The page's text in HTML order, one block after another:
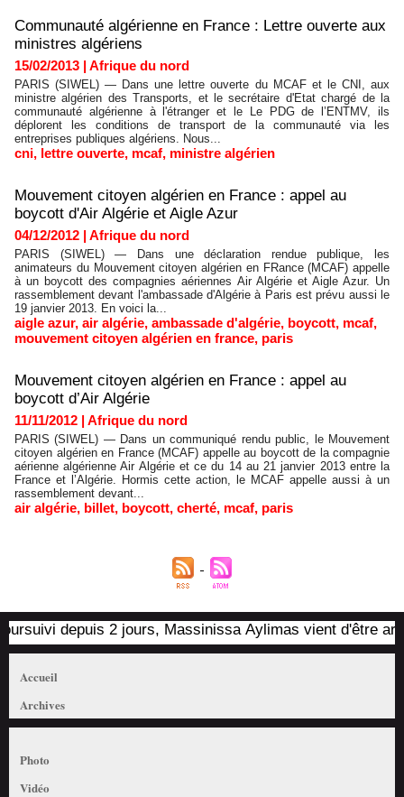
Communauté algérienne en France : Lettre ouverte aux
ministres algériens
15/02/2013 | Afrique du nord
PARIS (SIWEL) — Dans une lettre ouverte du MCAF et le CNI, aux
ministre algérien des Transports, et le secrétaire d'Etat chargé de la
communauté algérienne à l'étranger et le Le PDG de l’ENTMV, ils
déplorent les conditions de transport de la communauté via les
entreprises publiques algériens. Nous...
cni, lettre ouverte, mcaf, ministre algérien
Mouvement citoyen algérien en France : appel au
boycott d'Air Algérie et Aigle Azur
04/12/2012 | Afrique du nord
PARIS (SIWEL) — Dans une déclaration rendue publique, les
animateurs du Mouvement citoyen algérien en FRance (MCAF) appelle
à un boycott des compagnies aériennes Air Algérie et Aigle Azur. Un
rassemblement devant l'ambassade d'Algérie à Paris est prévu aussi le
19 janvier 2013. En voici la...
aigle azur, air algérie, ambassade d'algérie, boycott, mcaf,
mouvement citoyen algérien en france, paris
Mouvement citoyen algérien en France : appel au
boycott d’Air Algérie
11/11/2012 | Afrique du nord
PARIS (SIWEL) — Dans un communiqué rendu public, le Mouvement
citoyen algérien en France (MCAF) appelle au boycott de la compagnie
aérienne algérienne Air Algérie et ce du 14 au 21 janvier 2013 entre la
France et l’Algérie. Hormis cette action, le MCAF appelle aussi à un
rassemblement devant...
air algérie, billet, boycott, cherté, mcaf, paris
depuis 2 jours, Massinissa Aylimas vient d'être
Accueil
Archives
Photo
Vidéo